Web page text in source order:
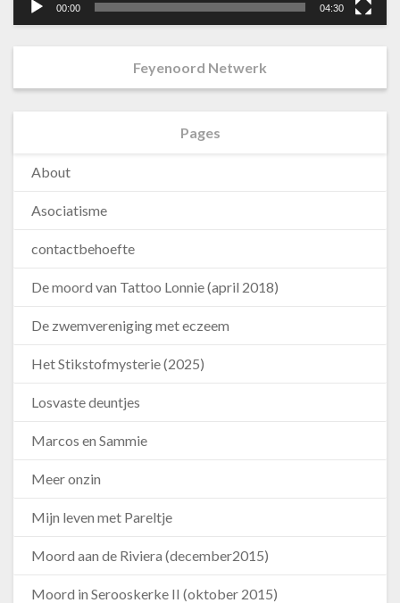
00:00 04:30
Feyenoord Netwerk
Pages
About
Asociatisme
contactbehoefte
De moord van Tattoo Lonnie (april 2018)
De zwemvereniging met eczeem
Het Stikstofmysterie (2025)
Losvaste deuntjes
Marcos en Sammie
Meer onzin
Mijn leven met Pareltje
Moord aan de Riviera (december2015)
Moord in Serooskerke II (oktober 2015)